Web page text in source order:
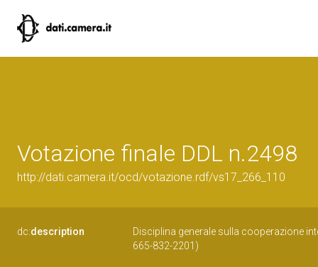
Votazione finale DDL n.2498
http://dati.camera.it/ocd/votazione.rdf/vs17_266_110
dc:description
Disciplina generale sulla cooperazione
665-832-2201)